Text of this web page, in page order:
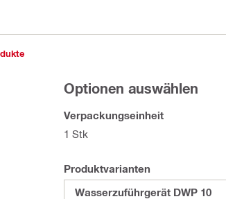
Optionen auswählen
Verpackungseinheit
1 Stk
Produktvarianten
Wasserzuführgerät DWP 10